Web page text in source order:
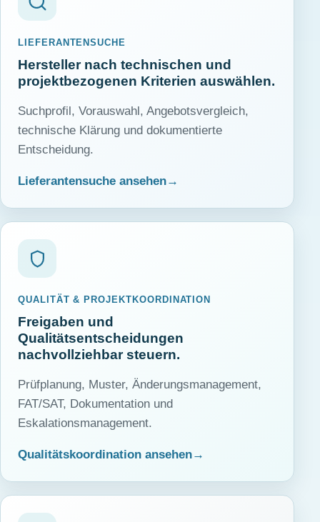
LIEFERANTENSUCHE
Hersteller nach technischen und
projektbezogenen Kriterien auswählen.
Suchprofil, Vorauswahl, Angebotsvergleich,
technische Klärung und dokumentierte
Entscheidung.
Lieferantensuche ansehen
QUALITÄT & PROJEKTKOORDINATION
Freigaben und
Qualitätsentscheidungen
nachvollziehbar steuern.
Prüfplanung, Muster, Änderungsmanagement,
FAT/SAT, Dokumentation und
Eskalationsmanagement.
Qualitätskoordination ansehen